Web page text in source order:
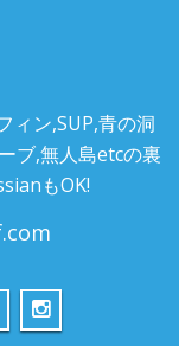
ィン,SUP,青の洞
ブ,無人島etcの裏
もOK!